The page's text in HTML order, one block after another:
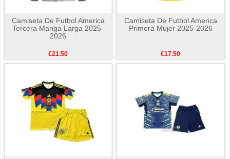
Camiseta De Futbol America
Tercera Manga Larga 2025-
2026
€21.50
Camiseta De Futbol America
Primera Mujer 2025-2026
€17.50